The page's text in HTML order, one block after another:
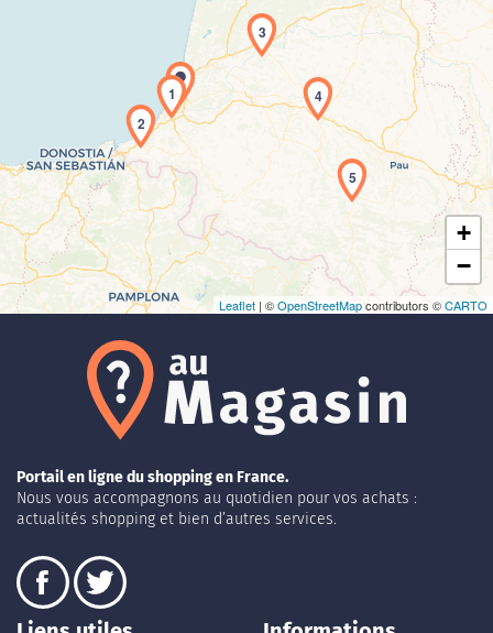
Chargement de la carte en cours...
1
2
3
4
5
+
−
Leaflet | ©OpenStreetMapcontributors ©CARTO
Portail en ligne du shopping en France.
Nous vous accompagnons au quotidien pour vos achats :
actualités shopping et bien d’autres services.